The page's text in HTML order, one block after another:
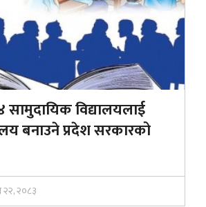
विद्यालयलाई
बनाउने प्रदेश सरकारको
२२, २०८३